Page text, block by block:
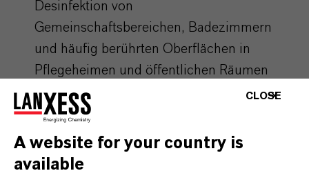
Desinfektion von
Gemeinschaftsbereichen, Badezimmern
und häufig berührten Oberflächen in
Pflegeheimen und öffentlichen Räumen
wie Einkaufszentren und Flughäfen.
CLOSE
A website for your country is
available